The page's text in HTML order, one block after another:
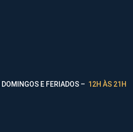
| DOMINGOS E FERIADOS – 12H ÀS 21H